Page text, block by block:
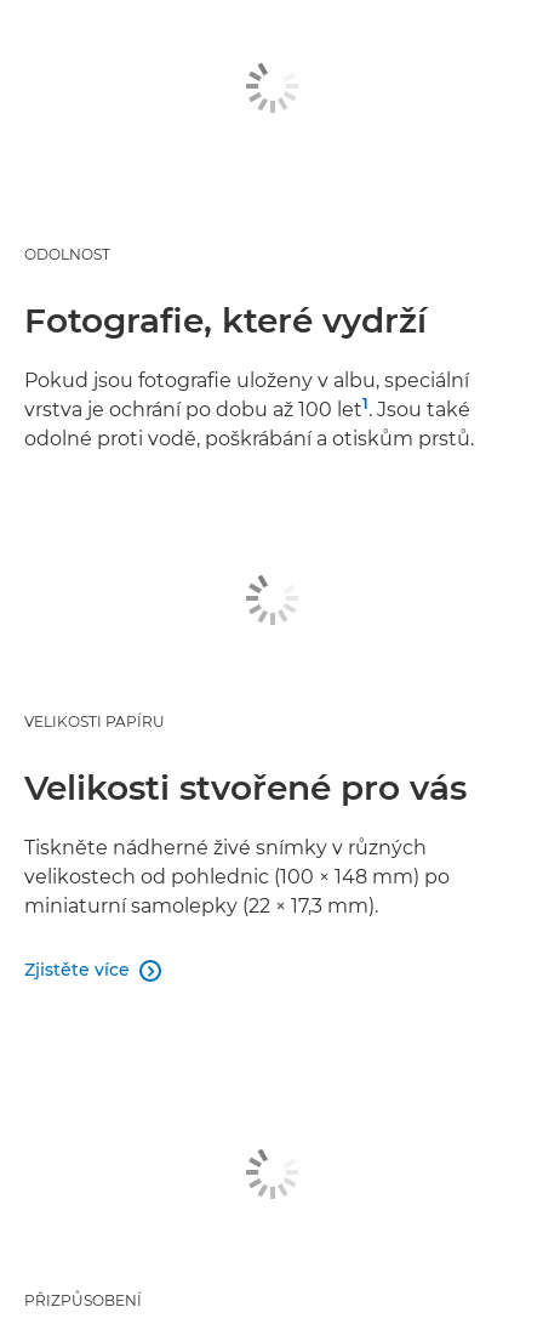
ODOLNOST
Fotografie, které vydrží
Pokud jsou fotografie uloženy v albu, speciální
vrstva je ochrání po dobu až 100 let1. Jsou také
odolné proti vodě, poškrábání a otiskům prstů.
VELIKOSTI PAPÍRU
Velikosti stvořené pro vás
Tiskněte nádherné živé snímky v různých
velikostech od pohlednic (100 × 148 mm) po
miniaturní samolepky (22 × 17,3 mm).
Zjistěte více 
PŘIZPŮSOBENÍ